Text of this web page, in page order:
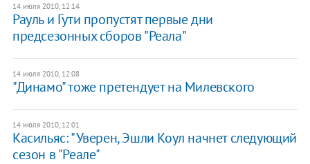
14 июля 2010, 12:14
Рауль и Гути пропустят первые дни
предсезонных сборов "Реала"
14 июля 2010, 12:08
"Динамо" тоже претендует на Милевского
14 июля 2010, 12:01
Касильяс: "Уверен, Эшли Коул начнет следующий
сезон в "Реале"